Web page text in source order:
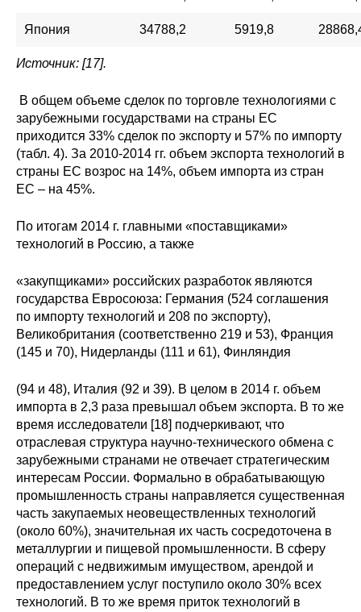
Япония 34788,2 5919,8
Источник: [17].
В общем объеме сделок по торговле технологиями с
зарубежными государствами на страны ЕС
приходится 33% сделок по экспорту и 57% по импорту
(табл. 4). За 2010-2014 гг. объем экспорта технологий в
страны ЕС возрос на 14%, объем импорта из стран
ЕС – на 45%.
По итогам 2014 г. главными «поставщиками»
технологий в Россию, а также
«закупщиками» российских разработок являются
государства Евросоюза: Германия (524 соглашения
по импорту технологий и 208 по экспорту),
Великобритания (соответственно 219 и 53), Франция
(145 и 70), Нидерланды (111 и 61), Финляндия
(94 и 48), Италия (92 и 39). В целом в 2014 г. объем
импорта в 2,3 раза превышал объем экспорта. В то же
время исследователи [18] подчеркивают, что
отраслевая структура научно-технического обмена с
зарубежными странами не отвечает стратегическим
интересам России. Формально в обрабатывающую
промышленность страны направляется существенная
часть закупаемых неовеществленных технологий
(около 60%), значительная их часть сосредоточена в
металлургии и пищевой промышленности. В сферу
операций с недвижимым имуществом, арендой и
предоставлением услуг поступило около 30% всех
технологий. В то же время приток технологий в